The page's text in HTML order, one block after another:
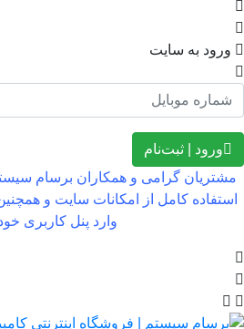
به سایت
ورود | ثبت‌نام
گرامی و همکاران برسام سیستم ،
کامل از امکانات سایت و همچنین
وارد پنل کاربری خود